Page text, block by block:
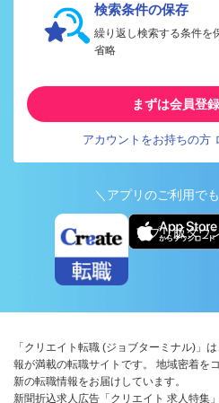
検索条件の保存
繰り返し検索する条件を
省略
まずは会員登
アカウントをお持ちの方
＼アプリのご利用で
アプリ版ダウ
「クリエイト転職 (ジョブターミナル)」
報が満載の転職サイトです。 地域密着を
新の転職情報をお届けしています。
新聞折込求人広告「クリエイト 求人特集